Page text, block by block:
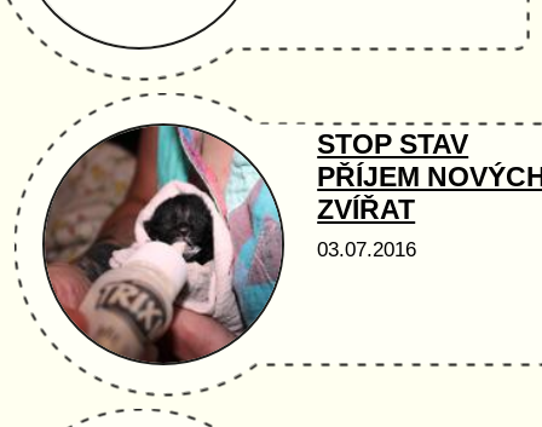
STOP STAV
PŘÍJEM
ZVÍŘAT
03.07.2016